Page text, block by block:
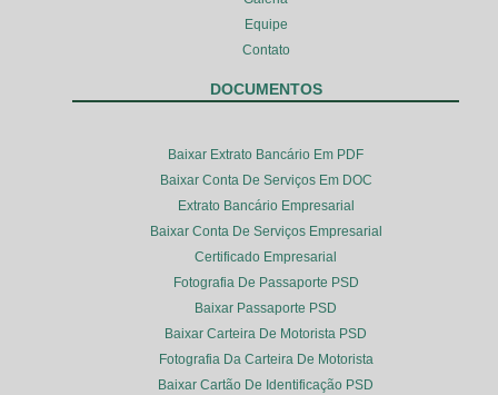
Equipe
Contato
DOCUMENTOS
Baixar Extrato Bancário Em PDF
Baixar Conta De Serviços Em DOC
Extrato Bancário Empresarial
Baixar Conta De Serviços Empresarial
Certificado Empresarial
Fotografia De Passaporte PSD
Baixar Passaporte PSD
Baixar Carteira De Motorista PSD
Fotografia Da Carteira De Motorista
Baixar Cartão De Identificação PSD